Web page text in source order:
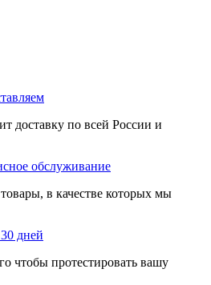
доставку по всей России и
обслуживание
в качестве которых мы
дней
чтобы протестировать вашу